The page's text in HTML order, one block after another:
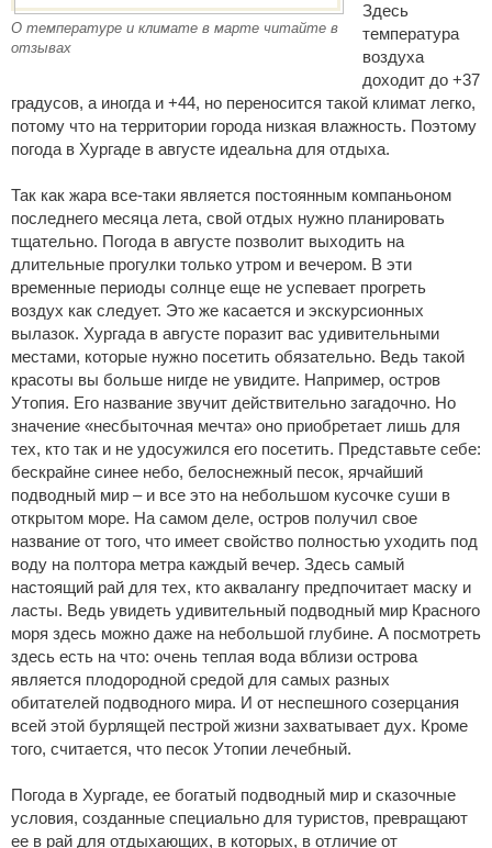
О температуре и климате в марте читайте в
отзывах
Здесь
температура
воздуха
доходит до +37
градусов, а иногда и +44, но переносится такой климат легко,
потому что на территории города низкая влажность. Поэтому
погода в Хургаде в августе идеальна для отдыха.
Так как жара все-таки является постоянным компаньоном
последнего месяца лета, свой отдых нужно планировать
тщательно. Погода в августе позволит выходить на
длительные прогулки только утром и вечером. В эти
временные периоды солнце еще не успевает прогреть
воздух как следует. Это же касается и экскурсионных
вылазок. Хургада в августе поразит вас удивительными
местами, которые нужно посетить обязательно. Ведь такой
красоты вы больше нигде не увидите. Например, остров
Утопия. Его название звучит действительно загадочно. Но
значение «несбыточная мечта» оно приобретает лишь для
тех, кто так и не удосужился его посетить. Представьте себе:
бескрайне синее небо, белоснежный песок, ярчайший
подводный мир – и все это на небольшом кусочке суши в
открытом море. На самом деле, остров получил свое
название от того, что имеет свойство полностью уходить под
воду на полтора метра каждый вечер. Здесь самый
настоящий рай для тех, кто аквалангу предпочитает маску и
ласты. Ведь увидеть удивительный подводный мир Красного
моря здесь можно даже на небольшой глубине. А посмотреть
здесь есть на что: очень теплая вода вблизи острова
является плодородной средой для самых разных
обитателей подводного мира. И от неспешного созерцания
всей этой бурлящей пестрой жизни захватывает дух. Кроме
того, считается, что песок Утопии лечебный.
Погода в Хургаде, ее богатый подводный мир и сказочные
условия, созданные специально для туристов, превращают
ее в рай для отдыхающих, в которых, в отличие от